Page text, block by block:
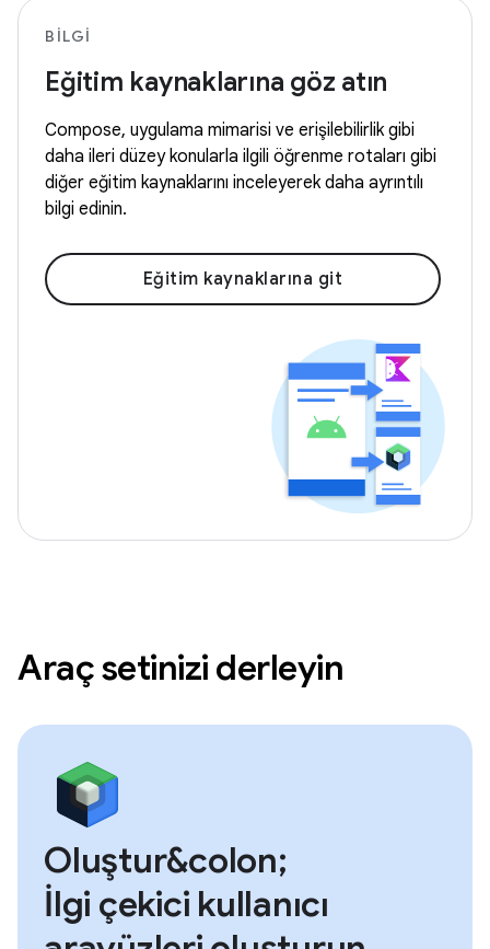
BILGI
Eğitim kaynaklarına göz atın
Compose, uygulama mimarisi ve erişilebilirlik gibi
daha ileri düzey konularla ilgili öğrenme rotaları gibi
diğer eğitim kaynaklarını inceleyerek daha ayrıntılı
bilgi edinin.
Eğitim kaynaklarına git
Araç setinizi derleyin
Oluştur&colon;
İlgi çekici kullanıcı